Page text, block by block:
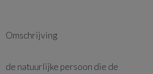
Omschrijving
de natuurlijke persoon die de